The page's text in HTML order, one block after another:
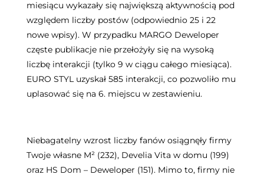
miesiącu wykazały się największą aktywnością pod
względem liczby postów (odpowiednio 25 i 22
nowe wpisy). W przypadku MARGO Deweloper
częste publikacje nie przełożyły się na wysoką
liczbę interakcji (tylko 9 w ciągu całego miesiąca).
EURO STYL uzyskał 585 interakcji, co pozwoliło mu
uplasować się na 6. miejscu w zestawieniu.
Niebagatelny wzrost liczby fanów osiągnęły firmy
Twoje własne M² (232), Develia Vita w domu (199)
oraz HS Dom – Deweloper (151). Mimo to, firmy nie